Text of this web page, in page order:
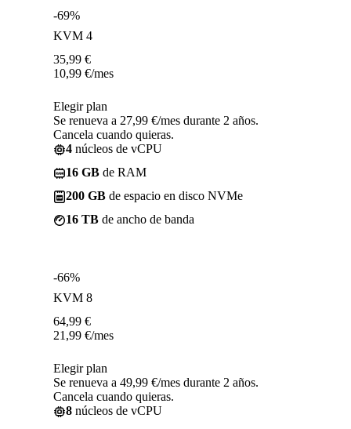
-69%
KVM 4
35,99 €
10,99 €/mes
Elegir plan
Se renueva a 27,99 €/mes durante 2 años.
Cancela cuando quieras.
4 núcleos de vCPU
16 GB de RAM
200 GB de espacio en disco NVMe
16 TB de ancho de banda
-66%
KVM 8
64,99 €
21,99 €/mes
Elegir plan
Se renueva a 49,99 €/mes durante 2 años.
Cancela cuando quieras.
8 núcleos de vCPU